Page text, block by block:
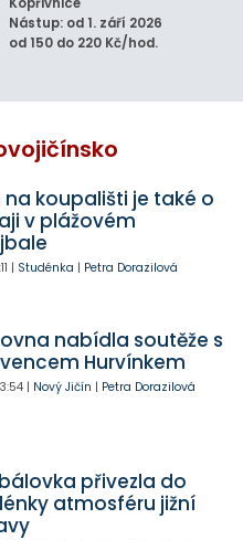
Nástup: od 1. září 2026
od 150 do 220 Kč/hod.
na koupališti je také o
v plážovém
| Studénka | Petra Dorazilová
nabídla soutěže s
Hurvínkem
| Nový Jičín | Petra Dorazilová
přivezla do
atmosféru jižní